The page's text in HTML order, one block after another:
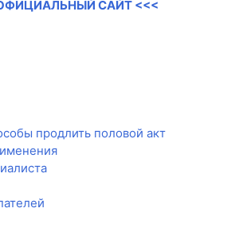
САЙТ <<<
продлить половой акт